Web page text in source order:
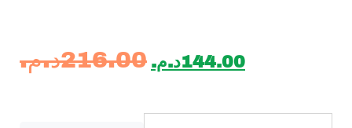
216.00د.م. 144.00د.م.